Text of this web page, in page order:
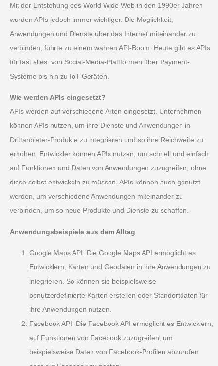
Mit der Entstehung des World Wide Web in den 1990er Jahren
wurden APIs jedoch immer wichtiger. Die Möglichkeit,
Anwendungen und Dienste über das Internet miteinander zu
verbinden, führte zu einem wahren API-Boom. Heute gibt es APIs
für fast alles: von Social-Media-Plattformen über Payment-
Systeme bis hin zu IoT-Geräten.
Wie werden APIs eingesetzt?
APIs werden auf verschiedene Arten eingesetzt. Unternehmen
können APIs nutzen, um ihre Dienste und Anwendungen in
Drittanbieter-Produkte zu integrieren und so ihre Reichweite zu
erhöhen. Entwickler können APIs nutzen, um schnell und einfach
auf Funktionen und Daten von Anwendungen zuzugreifen, ohne
diese selbst entwickeln zu müssen. APIs können auch genutzt
werden, um verschiedene Anwendungen miteinander zu
verbinden, um so neue Produkte und Dienste zu schaffen.
Anwendungsbeispiele aus dem Alltag
Google Maps API: Die Google Maps API ermöglicht es
Entwicklern, Karten und Geodaten in ihre Anwendungen zu
integrieren. So können sie beispielsweise
benutzerdefinierte Karten erstellen oder Standortdaten für
ihre Anwendungen nutzen.
Facebook API: Die Facebook API ermöglicht es Entwicklern,
auf Funktionen von Facebook zuzugreifen, um
beispielsweise Daten von Facebook-Profilen abzurufen